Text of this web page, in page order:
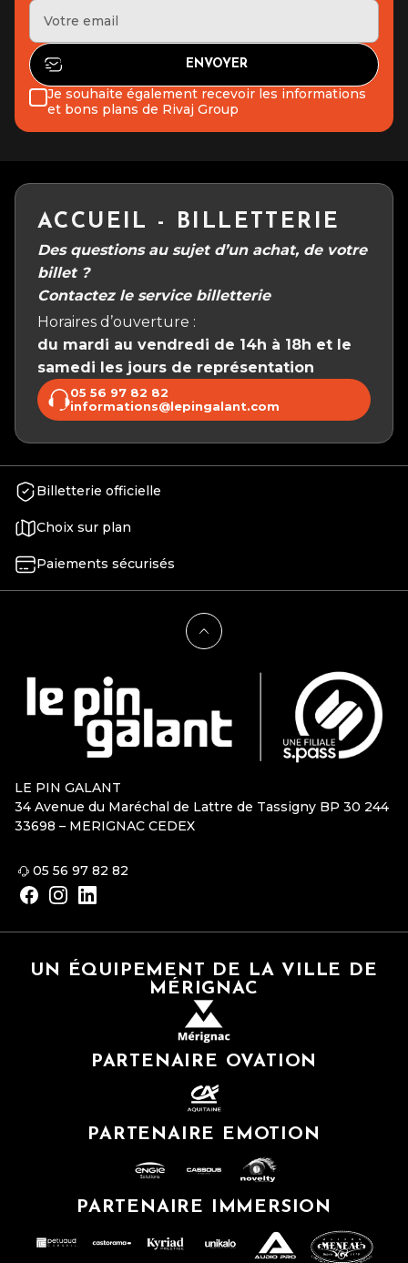
Je souhaite également recevoir les informations
et bons plans de Rivaj Group
ACCUEIL - BILLETTERIE
Des questions au sujet d’un achat, de votre
billet ?
Contactez le service billetterie
Horaires d’ouverture :
du mardi au vendredi de 14h à 18h et le
samedi les jours de représentation
05 56 97 82 82
informations@lepingalant.com
Billetterie officielle
Choix sur plan
Paiements sécurisés
LE PIN GALANT
34 Avenue du Maréchal de Lattre de Tassigny BP 30 244
33698 – MERIGNAC CEDEX
05 56 97 82 82
UN ÉQUIPEMENT DE LA VILLE DE
MÉRIGNAC
PARTENAIRE OVATION
PARTENAIRE EMOTION
PARTENAIRE IMMERSION